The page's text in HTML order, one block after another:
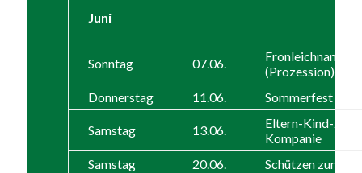
Juni
Sonntag 07.06.
Fronleichnam
(Prozession)
Donnerstag
11.06. Sommerfest
Samstag 13.06.
Eltern-Kind-
Kompanie
Samstag
20.06. Schützen zum